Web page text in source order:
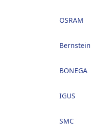
OSRAM
Bernstein
BONEGA
IGUS
SMC